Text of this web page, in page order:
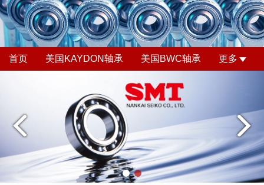
首页 美国KAYDON轴承 美国BWC轴承 更多